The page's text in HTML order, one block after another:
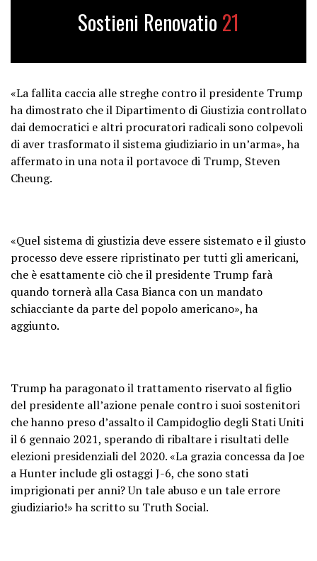
Sostieni Renovatio 21
«La fallita caccia alle streghe contro il presidente Trump
ha dimostrato che il Dipartimento di Giustizia controllato
dai democratici e altri procuratori radicali sono colpevoli
di aver trasformato il sistema giudiziario in un’arma», ha
affermato in una nota il portavoce di Trump, Steven
Cheung.
«Quel sistema di giustizia deve essere sistemato e il giusto
processo deve essere ripristinato per tutti gli americani,
che è esattamente ciò che il presidente Trump farà
quando tornerà alla Casa Bianca con un mandato
schiacciante da parte del popolo americano», ha
aggiunto.
Trump ha paragonato il trattamento riservato al figlio
del presidente all’azione penale contro i suoi sostenitori
che hanno preso d’assalto il Campidoglio degli Stati Uniti
il ​​6 gennaio 2021, sperando di ribaltare i risultati delle
elezioni presidenziali del 2020. «La grazia concessa da Joe
a Hunter include gli ostaggi J-6, che sono stati
imprigionati per anni? Un tale abuso e un tale errore
giudiziario!» ha scritto su Truth Social.